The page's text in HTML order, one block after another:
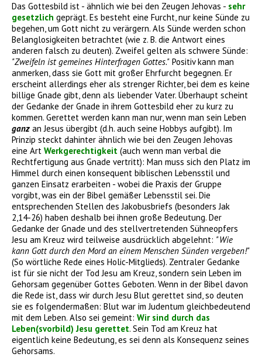
Das Gottesbild ist - ähnlich wie bei den Zeugen Jehovas - sehr
gesetzlich geprägt. Es besteht eine Furcht, nur keine Sünde zu
begehen, um Gott nicht zu verärgern. Als Sünde werden schon
Belanglosigkeiten betrachtet (wie z. B. die Antwort eines
anderen falsch zu deuten). Zweifel gelten als schwere Sünde:
"Zweifeln ist gemeines Hinterfragen Gottes." Positiv kann man
anmerken, dass sie Gott mit großer Ehrfurcht begegnen. Er
erscheint allerdings eher als strenger Richter, bei dem es keine
billige Gnade gibt, denn als liebender Vater. Überhaupt scheint
der Gedanke der Gnade in ihrem Gottesbild eher zu kurz zu
kommen. Gerettet werden kann man nur, wenn man sein Leben
ganz an Jesus übergibt (d.h. auch seine Hobbys aufgibt). Im
Prinzip steckt dahinter ähnlich wie bei den Zeugen Jehovas
eine Art Werkgerechtigkeit (auch wenn man verbal die
Rechtfertigung aus Gnade vertritt): Man muss sich den Platz im
Himmel durch einen konsequent biblischen Lebensstil und
ganzen Einsatz erarbeiten - wobei die Praxis der Gruppe
vorgibt, was ein der Bibel gemäßer Lebensstil sei. Die
entsprechenden Stellen des Jakobusbriefs (besonders Jak
2,14-26) haben deshalb bei ihnen große Bedeutung. Der
Gedanke der Gnade und des stellvertretenden Sühneopfers
Jesu am Kreuz wird teilweise ausdrücklich abgelehnt: "Wie
kann Gott durch den Mord an einem Menschen Sünden vergeben!"
(So wörtliche Rede eines Holic-Mitglieds). Zentraler Gedanke
ist für sie nicht der Tod Jesu am Kreuz, sondern sein Leben im
Gehorsam gegenüber Gottes Geboten. Wenn in der Bibel davon
die Rede ist, dass wir durch Jesu Blut gerettet sind, so deuten
sie es folgendermaßen: Blut war im Judentum gleichbedeutend
mit dem Leben. Also sei gemeint: Wir sind durch das
Leben(svorbild) Jesu gerettet. Sein Tod am Kreuz hat
eigentlich keine Bedeutung, es sei denn als Konsequenz seines
Gehorsams.